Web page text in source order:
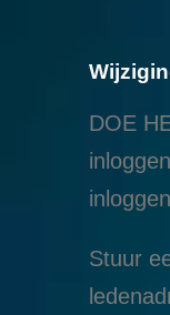
DOE
i
Stuur